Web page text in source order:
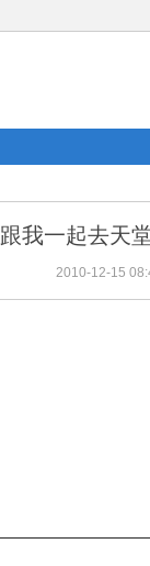
跟我一起去天
2010-12-15